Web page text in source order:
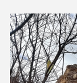
あかしあジュニ
あかしあ台小学校